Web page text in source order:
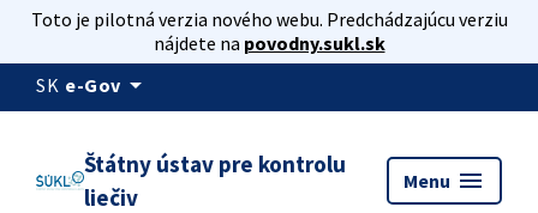
Toto je pilotná verzia nového webu. Predchádzajúcu verziu
nájdete na povodny.sukl.sk
SK e-Gov arrow_drop_down
Štátny ústav pre kontrolu
liečiv
Menu menu